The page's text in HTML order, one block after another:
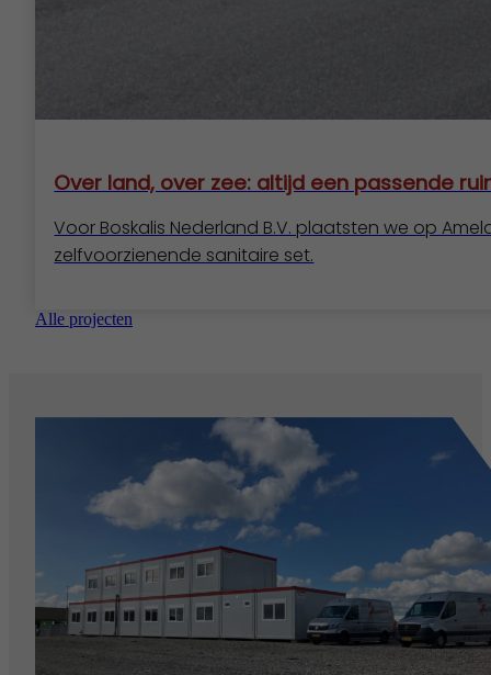
Over land, over zee: altijd een passende
Voor Boskalis Nederland B.V. plaatsten we op
zelfvoorzienende sanitaire set.
Alle projecten